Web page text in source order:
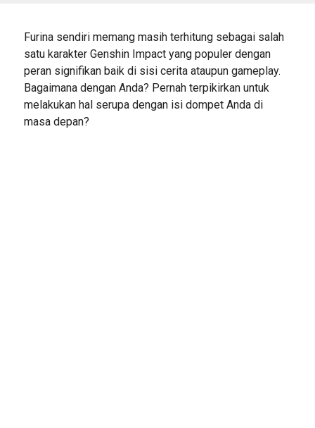
Furina sendiri memang masih terhitung sebagai salah
satu karakter Genshin Impact yang populer dengan
peran signifikan baik di sisi cerita ataupun gameplay.
Bagaimana dengan Anda? Pernah terpikirkan untuk
melakukan hal serupa dengan isi dompet Anda di
masa depan?